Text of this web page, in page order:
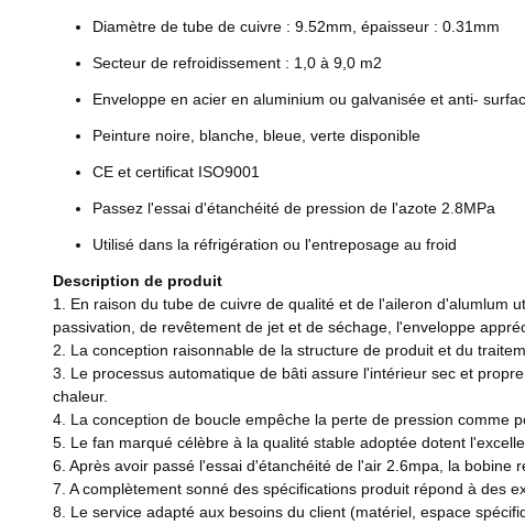
Diamètre de tube de cuivre : 9.52mm, épaisseur : 0.31mm
Secteur de refroidissement : 1,0 à 9,0 m2
Enveloppe en acier en aluminium ou galvanisée et anti-
Peinture noire, blanche, bleue, verte disponible
CE et certificat ISO9001
Passez l'essai d'étanchéité de pression de l'azote 2.8MPa
Utilisé dans la réfrigération ou l'entreposage au froid
Description de produit
1. En raison du tube de cuivre de qualité et de l'aileron d'alumlum
passivation, de revêtement de jet et de séchage, l'enveloppe
2. La conception raisonnable de la structure de produit et du
3. Le processus automatique de bâti assure l'intérieur sec et
chaleur.
4. La conception de boucle empêche la perte de pression comme
5. Le fan marqué célèbre à la qualité stable adoptée dotent
6. Après avoir passé l'essai d'étanchéité de l'air 2.6mpa, la bobine
7. A complètement sonné des spécifications produit répond à des
8. Le service adapté aux besoins du client (matériel, espace